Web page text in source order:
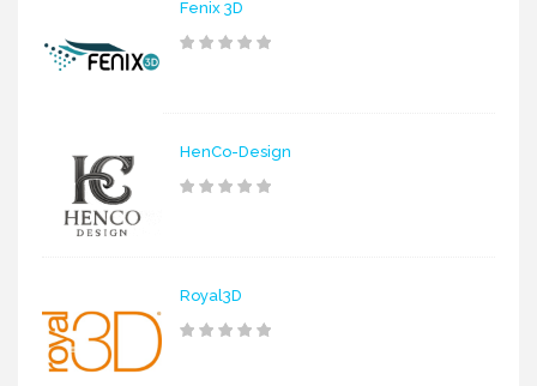
Fenix 3D
HenCo-Design
Royal3D